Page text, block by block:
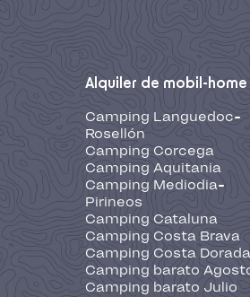
Alquiler de mobil-home
Camping Languedoc-
Rosellón
Camping Corcega
Camping Aquitania
Camping Mediodia-
Pirineos
Camping Cataluna
Camping Costa Brava
Camping Costa Dorada
Camping barato
Camping barato Julio